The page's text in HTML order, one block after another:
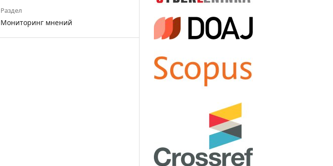
Раздел
Мониторинг мнений